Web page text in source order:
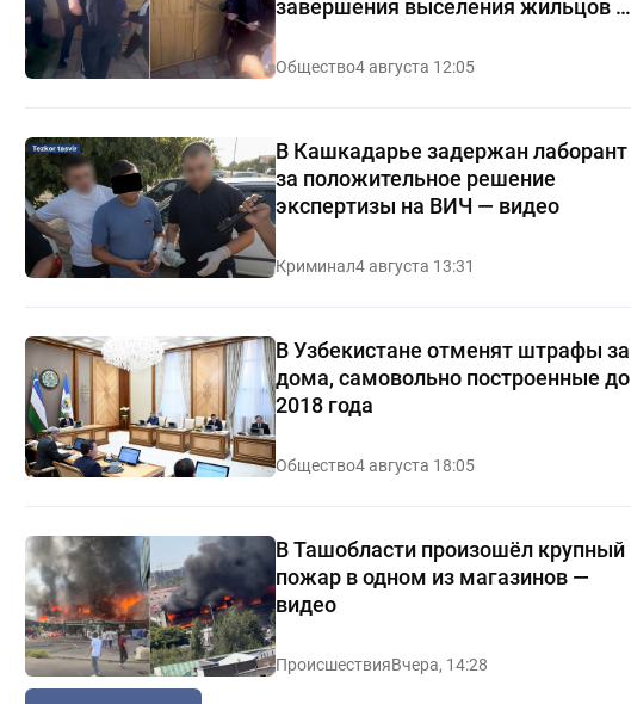
завершения выселения жильцов —
видео
Общество4 августа 12:05
В Кашкадарье задержан лаборант
за положительное решение
экспертизы на ВИЧ — видео
Криминал4 августа 13:31
В Узбекистане отменят штрафы за
дома, самовольно построенные до
2018 года
Общество4 августа 18:05
В Ташобласти произошёл крупный
пожар в одном из магазинов —
видео
ПроисшествияВчера, 14:28